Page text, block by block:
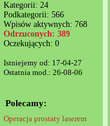
Kategorii: 24
Podkategorii: 566
Wpisów aktywnych: 768
Odrzuconych: 389
Oczekujących: 0
Istniejemy od: 17-04-27
Ostatnia mod.: 26-08-06
Polecamy:
Operacja prostaty laserem